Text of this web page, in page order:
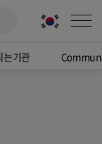
는기관